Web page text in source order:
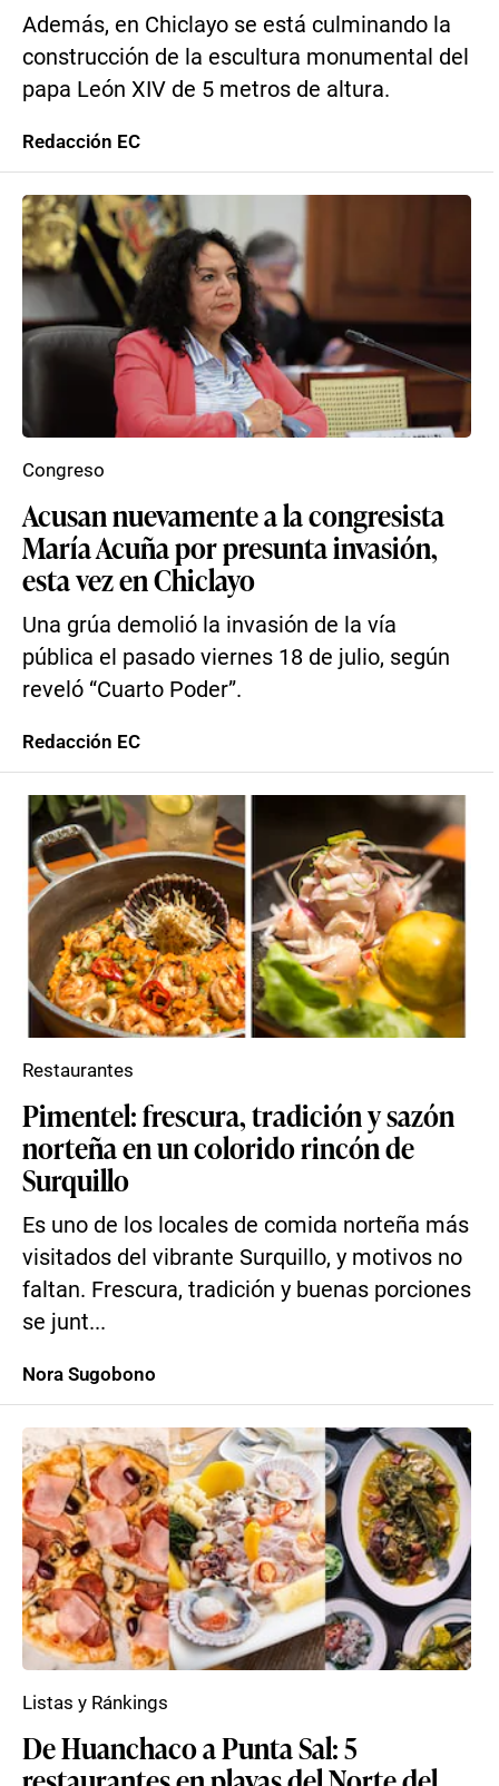
Además, en Chiclayo se está culminando la
construcción de la escultura monumental del
papa León XIV de 5 metros de altura.
Redacción EC
Acusan nuevamente a la congresista
María Acuña por presunta invasión,
esta vez en Chiclayo
Una grúa demolió la invasión de la vía
pública el pasado viernes 18 de julio, según
reveló “Cuarto Poder”.
Congreso
Redacción EC
Pimentel: frescura, tradición y sazón
norteña en un colorido rincón de
Surquillo
Es uno de los locales de comida norteña más
visitados del vibrante Surquillo, y motivos no
faltan. Frescura, tradición y buenas porciones
se junt...
Restaurantes
Nora Sugobono
De Huanchaco a Punta Sal: 5
Listas y Ránkings